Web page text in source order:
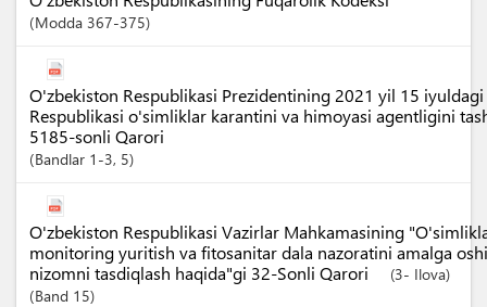
Modda 367-375
O'zbekiston Respublikasi Prezidentining 2021 yil 15
Respublikasi o'simliklar karantini va himoyasi agentligini
5185-sonli Qarori
Bandlar 1-3, 5
O'zbekiston Respublikasi Vazirlar Mahkamasining
monitoring yuritish va fitosanitar dala nazoratini amalga
nizomni tasdiqlash haqida"gi 32-Sonli Qarori
(3- Ilova)
Band 15